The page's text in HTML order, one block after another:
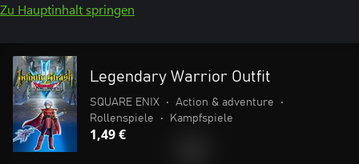
Zu Hauptinhalt springen
Legendary Warrior Outfit
SQUARE ENIX • Action & adventure
•
Rollenspiele
• Kampfspiele
1,49 €